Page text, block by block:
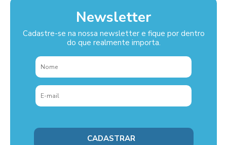
Newsletter
Cadastre-se na nossa newsletter e fique por dentro
do que realmente importa.